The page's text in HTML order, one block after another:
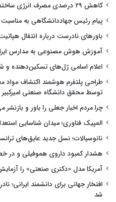
کاهش ۲۹ درصدی مصرف انرژی ساختمان‌ها با یک طراحی هوشمند
پیام رئیس جهاددانشگاهی به مناسبت
باورهای نادرست درباره انتقال
آموزش هوش مصنوعی به مدارس
اعلام اسامی ژل‌های تسکین‌دهنده
طراحی پلتفرم هوشمند اکتشاف
توسط محقق دانشگاه صنعتی امیرکبیر
چرا مردم اخبار جعلی را باور و بازنشر
المپیک فناوری؛ میدان شناسایی
نانوسیالات؛ نسل جدید عایق‌های
هشدار کمبود داروی هموفیلی و در
آمریکا مدل «دکتری صنعتی» را
افتخار جهانی برای دانشمند ایرانی؛
شد